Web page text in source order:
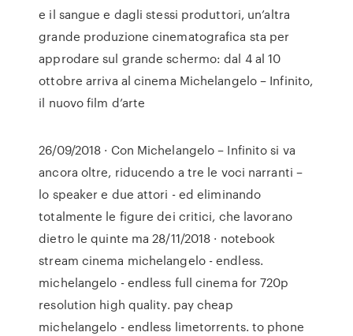
e il sangue e dagli stessi produttori, un’altra
grande produzione cinematografica sta per
approdare sul grande schermo: dal 4 al 10
ottobre arriva al cinema Michelangelo – Infinito,
il nuovo film d’arte
26/09/2018 · Con Michelangelo – Infinito si va
ancora oltre, riducendo a tre le voci narranti –
lo speaker e due attori - ed eliminando
totalmente le figure dei critici, che lavorano
dietro le quinte ma 28/11/2018 · notebook
stream cinema michelangelo - endless.
michelangelo - endless full cinema for 720p
resolution high quality. pay cheap
michelangelo - endless limetorrents. to phone